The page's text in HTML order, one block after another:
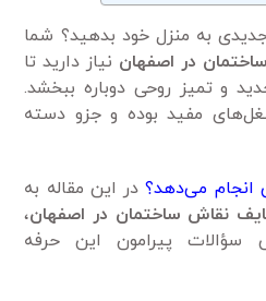
به منزل خود بدهید؟ شما
در اصفهان نیاز دارید تا
و تمیز روحی دوباره ببخشد.
مفید بوده و جزو دسته
انجام می‌دهد؟در این مقاله به
نقاش ساختمان در اصفهان،
سؤالات پیرامون این حرفه